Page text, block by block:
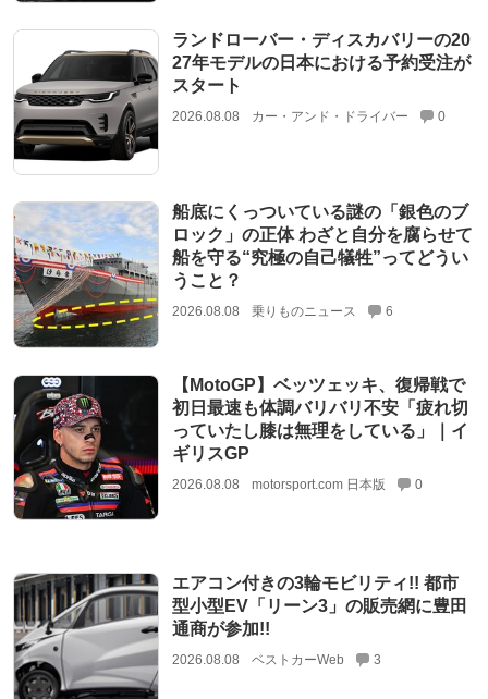
ランドローバー・ディスカバリーの20
27年モデルの日本における予約受注が
スタート
2026.08.08 カー・アンド・ドライバー 0
船底にくっついている謎の「銀色のブ
ロック」の正体 わざと自分を腐らせて
船を守る“究極の自己犠牲”ってどうい
うこと？
2026.08.08 乗りものニュース 6
【MotoGP】ベッツェッキ、復帰戦で
初日最速も体調バリバリ不安「疲れ切
っていたし膝は無理をしている」｜イ
ギリスGP
2026.08.08 motorsport.com 日本版 0
エアコン付きの3輪モビリティ!! 都市
型小型EV「リーン3」の販売網に豊田
通商が参加!!
2026.08.08 ベストカーWeb 3